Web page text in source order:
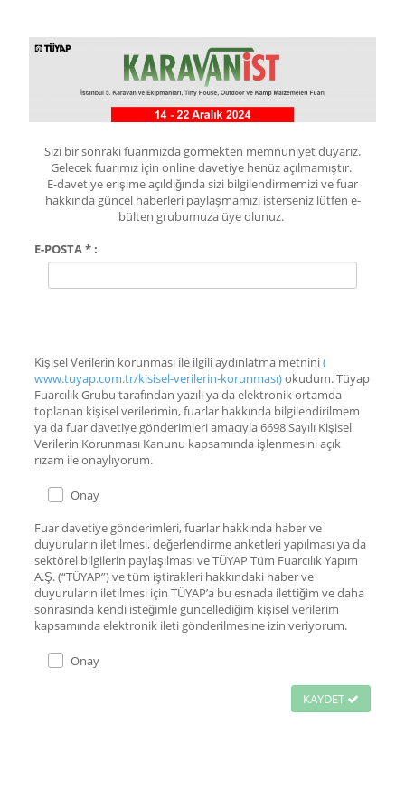
Sizi bir sonraki fuarımızda görmekten memnuniyet duyarız.
Gelecek fuarımız için online davetiye henüz açılmamıştır.
E-davetiye erişime açıldığında sizi bilgilendirmemizi ve fuar
hakkında güncel haberleri paylaşmamızı isterseniz lütfen e-
bülten grubumuza üye olunuz.
E-POSTA * :
Kişisel Verilerin korunması ile ilgili aydınlatma metnini(
www.tuyap.com.tr/kisisel-verilerin-korunması)okudum. Tüyap
Fuarcılık Grubu tarafından yazılı ya da elektronik ortamda
toplanan kişisel verilerimin, fuarlar hakkında bilgilendirilmem
ya da fuar davetiye gönderimleri amacıyla 6698 Sayılı Kişisel
Verilerin Korunması Kanunu kapsamında işlenmesini açık
rızam ile onaylıyorum.
Onay
Fuar davetiye gönderimleri, fuarlar hakkında haber ve
duyuruların iletilmesi, değerlendirme anketleri yapılması ya da
sektörel bilgilerin paylaşılması ve TÜYAP Tüm Fuarcılık Yapım
A.Ş. (“TÜYAP”) ve tüm iştirakleri hakkındaki haber ve
duyuruların iletilmesi için TÜYAP’a bu esnada ilettiğim ve daha
sonrasında kendi isteğimle güncellediğim kişisel verilerim
kapsamında elektronik ileti gönderilmesine izin veriyorum.
Onay
KAYDET